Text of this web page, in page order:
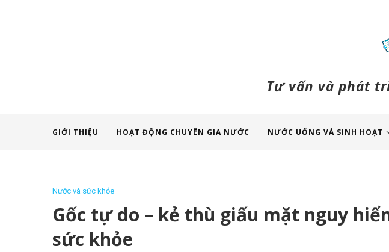
Tư vấn và phát
GIỚI THIỆU HOẠT ĐỘNG CHUYÊN GIA NƯỚC NƯỚC UỐNG VÀ SINH HOẠT
Nước và sức khỏe
Gốc tự do – kẻ thù giấu mặt nguy
sức khỏe